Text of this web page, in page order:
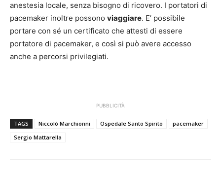
anestesia locale, senza bisogno di ricovero. I portatori di
pacemaker inoltre possono viaggiare. E’ possibile
portare con sé un certificato che attesti di essere
portatore di pacemaker, e così si può avere accesso
anche a percorsi privilegiati.
PUBBLICITÀ
TAGS Niccolò Marchionni Ospedale Santo Spirito
pacemaker
Sergio Mattarella